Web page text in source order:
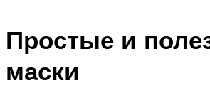
Простые и
маски